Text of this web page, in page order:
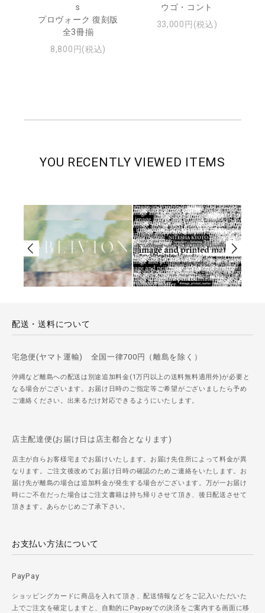
s
プロヴォーク 復刻版
全3冊揃
8,800円(税込)
ウゴ・コント
33,000円(税込)
YOU RECENTLY VIEWED ITEMS
配送・送料について
宅急便(ヤマト運輸) 全国一律700円（離島を除く）
沖縄など離島への配送は別途追加料金(1万円以上の送料無料適用外)が必要と
なる場合がございます。お届け日時のご指定等ご希望がございましたら予め
ご連絡ください。出来るだけ対応できるようにいたします。
店主配達便(お届け日は店主都合となります)
店主が自らお客様宅までお届けいたします。お届け先住所によって料金が異
なります。ご注文後改めてお届け日時の確認のためご連絡をいたします。お
届け先が離島の場合は追加料金が発生する場合がございます。万が一お届け
時にご不在だった場合はご注文書籍は持ち帰りさせて頂き、後日配送させて
頂きます。あらかじめご了承下さい。
お支払い方法について
PayPay
ショッピングカードに商品を入れて頂き、配送情報などをご記入いただいた
上でご注文を確定しますと、自動的にPaypayでの決済をご案内する画面に移